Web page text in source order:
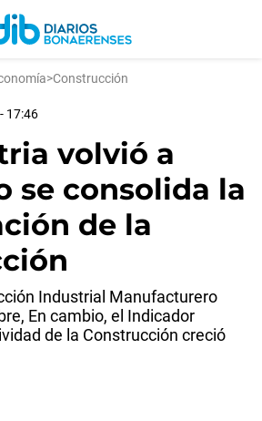
>Construcción
17:46
volvió a
se consolida la
de la
Industrial Manufacturero
En cambio, el Indicador
de la Construcción creció